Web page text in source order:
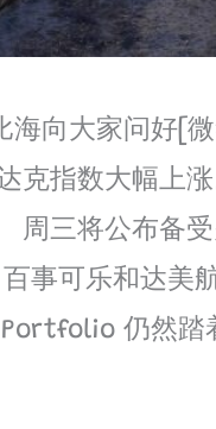
向大家问好[
克指数大幅上
周三将公布备
事可乐和达美
仍然踏